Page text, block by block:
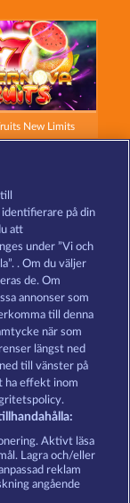
New Limits
Avtryck
köpet
på din
att
under ”Vi och
. Om du väljer
de. Om
annonser som
till denna
när som
längst ned
till vänster på
ha effekt inom
Aktivt läsa
Lagra och/eller
reklam
angående